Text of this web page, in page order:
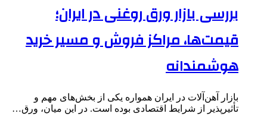
بررسی بازار ورق روغنی در ایران؛
قیمت‌ها، مراکز فروش و مسیر خرید
هوشمندانه
بازار آهن‌آلات در ایران همواره یکی از بخش‌های مهم و
تأثیرپذیر از شرایط اقتصادی بوده است. در این میان، ورق…